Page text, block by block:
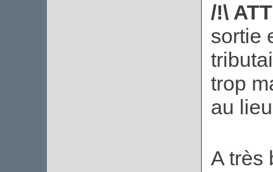
/!\
sortie
trop
au
A très